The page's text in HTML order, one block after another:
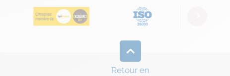
Next
Retour en